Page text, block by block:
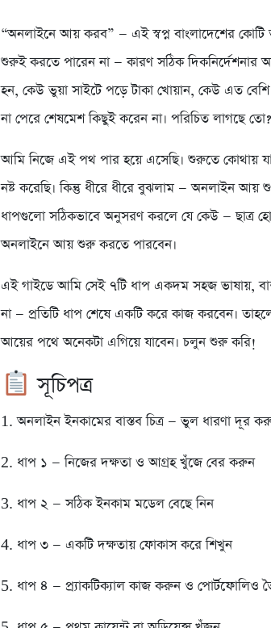
“অনলাইনে আয় করব” — এই স্বপ্ন বাংলাদেশের কোটি
শুরুই করতে পারেন না — কারণ সঠিক দিকনির্দেশনার
হন, কেউ ভুয়া সাইটে পড়ে টাকা খোয়ান, কেউ এত
না পেরে শেষমেশ কিছুই করেন না। পরিচিত লাগছে তো?
আমি নিজে এই পথ পার হয়ে এসেছি। শুরুতে কোথায়
নষ্ট করেছি। কিন্তু ধীরে ধীরে বুঝলাম — অনলাইন আয়
ধাপগুলো সঠিকভাবে অনুসরণ করলে যে কেউ — ছাত্র
অনলাইনে আয় শুরু করতে পারবেন।
এই গাইডে আমি সেই ৭টি ধাপ একদম সহজ ভাষায়,
না — প্রতিটি ধাপ শেষে একটি করে কাজ করবেন।
আয়ের পথে অনেকটা এগিয়ে যাবেন। চলুন শুরু করি!
সূচিপত্র
1. অনলাইন ইনকামের বাস্তব চিত্র — ভুল ধারণা দূর
2. ধাপ ১ — নিজের দক্ষতা ও আগ্রহ খুঁজে বের করুন
3. ধাপ ২ — সঠিক ইনকাম মডেল বেছে নিন
4. ধাপ ৩ — একটি দক্ষতায় ফোকাস করে শিখুন
5. ধাপ ৪ — প্র্যাকটিক্যাল কাজ করুন ও পোর্টফোলিও